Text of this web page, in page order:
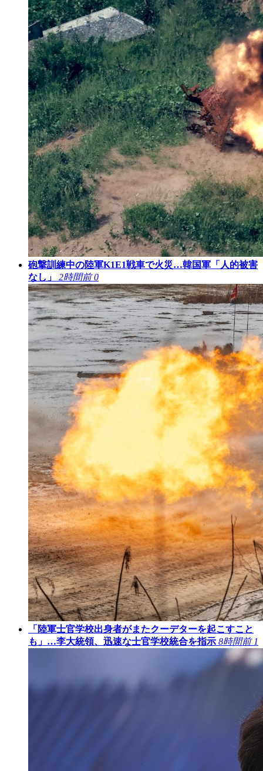
砲撃訓練中の陸軍K1E1戦車で火災…韓国軍「人的被害
なし」
2時間前 0
「陸軍士官学校出身者がまたクーデターを起こすこと
も」…李大統領、迅速な士官学校統合を指示 8時間前 1